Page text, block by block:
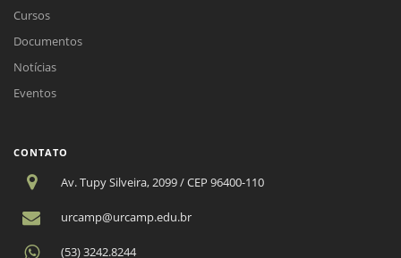
Cursos
Documentos
Notícias
Eventos
CONTATO
Av. Tupy Silveira, 2099 / CEP 96400-110
urcamp@urcamp.edu.br
(53) 3242.8244